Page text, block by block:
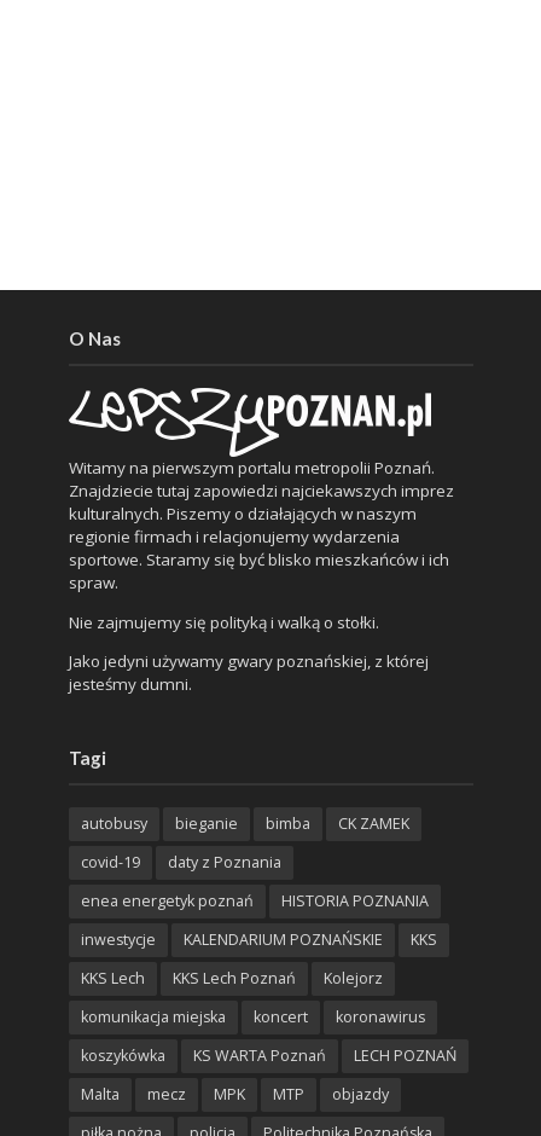
O Nas
Witamy na pierwszym portalu metropolii Poznań.
Znajdziecie tutaj zapowiedzi najciekawszych imprez
kulturalnych. Piszemy o działających w naszym
regionie firmach i relacjonujemy wydarzenia
sportowe. Staramy się być blisko mieszkańców i ich
spraw.
Nie zajmujemy się polityką i walką o stołki.
Jako jedyni używamy gwary poznańskiej, z której
jesteśmy dumni.
Tagi
autobusy bieganie bimba
CK ZAMEK
covid-19
daty z Poznania
enea energetyk poznań
HISTORIA POZNANIA
inwestycje
KALENDARIUM POZNAŃSKIE
KKS
KKS Lech
KKS Lech Poznań
Kolejorz
komunikacja miejska
koncert
koronawirus
koszykówka
KS WARTA Poznań
LECH POZNAŃ
Malta
mecz MPK MTP
objazdy